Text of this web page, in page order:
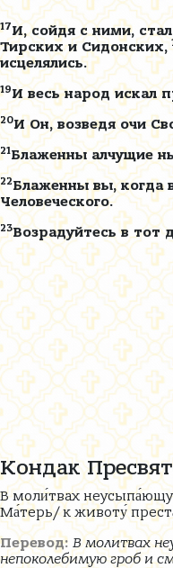
17И, сойдя с ними,
Тирских и Сидонских,
исцелялись.
19И весь народ искал
20И Он, возведя очи
21Блаженны алчущие
22Блаженны вы, когда
Человеческого.
23Возрадуйтесь в тот
Кондак
В моли́твах
Ма́терь/ к животу́
Перевод: В молитвах
непоколебимую гроб и